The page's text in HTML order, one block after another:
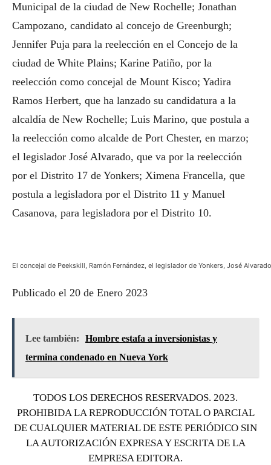
Municipal de la ciudad de New Rochelle; Jonathan
Campozano, candidato al concejo de Greenburgh;
Jennifer Puja para la reelección en el Concejo de la
ciudad de White Plains; Karine Patiño, por la
reelección como concejal de Mount Kisco; Yadira
Ramos Herbert, que ha lanzado su candidatura a la
alcaldía de New Rochelle; Luis Marino, que postula a
la reelección como alcalde de Port Chester, en marzo;
el legislador José Alvarado, que va por la reelección
por el Distrito 17 de Yonkers; Ximena Francella, que
postula a legisladora por el Distrito 11 y Manuel
Casanova, para legisladora por el Distrito 10.
El concejal de Peekskill, Ramón Fernández, el legislador de Yonkers, José
Publicado el 20 de Enero 2023
Lee también:
Hombre estafa a inversionistas y
termina condenado en Nueva York
TODOS LOS DERECHOS RESERVADOS. 2023.
PROHIBIDA LA REPRODUCCIÓN TOTAL O PARCIAL
DE CUALQUIER MATERIAL DE ESTE PERIÓDICO SIN
LA AUTORIZACIÓN EXPRESA Y ESCRITA DE LA
EMPRESA EDITORA.